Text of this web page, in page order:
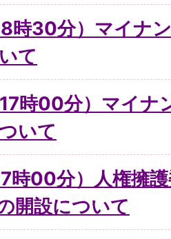
8時30分）マイナ
て
17時00分）マイ
いて
時00分）人権擁
開設について